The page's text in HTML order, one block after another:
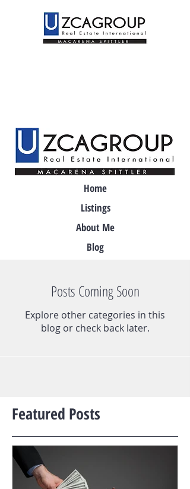
Featured Posts
Posts Coming Soon
Explore other categories in this
blog or check back later.
Home
Listings
About Me
Blog